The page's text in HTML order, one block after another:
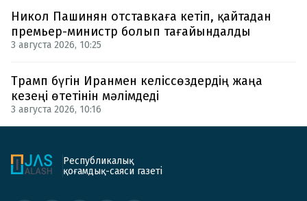
Никол Пашинян отставкаға кетіп, қайтадан
премьер-министр болып тағайындалды
3 августа 2026, 10:25
Трамп бүгін Иранмен келіссөздердің жаңа
кезеңі өтетінін мәлімдеді
3 августа 2026, 10:16
Республикалық
қоғамдық-саяси газеті